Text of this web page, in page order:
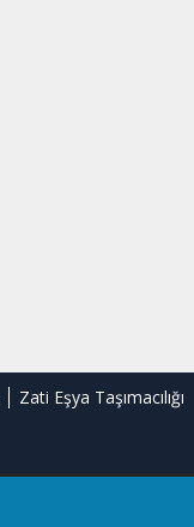
Zati Eşya Taşımacılığı